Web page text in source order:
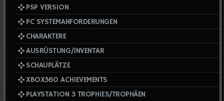
PSP VERSION
PC SYSTEMANFORDERUNGEN
CHARAKTERE
AUSRÜSTUNG/INVENTAR
SCHAUPLÄTZE
XBOX360 ACHIEVEMENTS
PLAYSTATION 3 TROPHIES/TROPHÄEN